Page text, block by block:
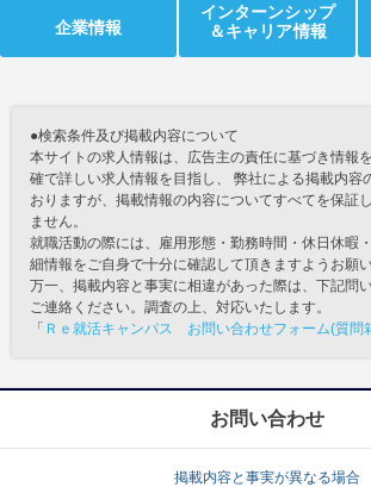
企業情報
インターンシップ
＆キャリア情報
●検索条件及び掲載内容について
本サイトの求人情報は、広告主の責任に基づき情報
確で詳しい求人情報を目指し、 弊社による掲載内容
おりますが、掲載情報の内容についてすべてを保証
ません。
就職活動の際には、雇用形態・勤務時間・休日休暇
細情報をご自身で十分に確認して頂きますようお願い
万一、掲載内容と事実に相違があった際は、下記問
ご連絡ください。調査の上、対応いたします。
「 Ｒｅ就活キャンパス お問い合わせフォーム(質問
お問い合わせ
掲載内容と事実が異なる場合